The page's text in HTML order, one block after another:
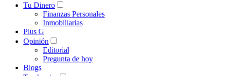
Tu Dinero
Finanzas Personales
Inmobiliarias
Plus G
Opinión
Editorial
Pregunta de hoy
Blogs